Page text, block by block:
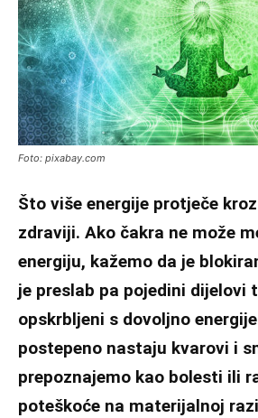
Foto: pixabay.com
Što više energije protječe
zdraviji. Ako čakra ne može
energiju, kažemo da je
je preslab pa pojedini dijelovi
opskrbljeni s dovoljno
postepeno nastaju kvarovi i
prepoznajemo kao bolesti ili
poteškoće na materijalnoj